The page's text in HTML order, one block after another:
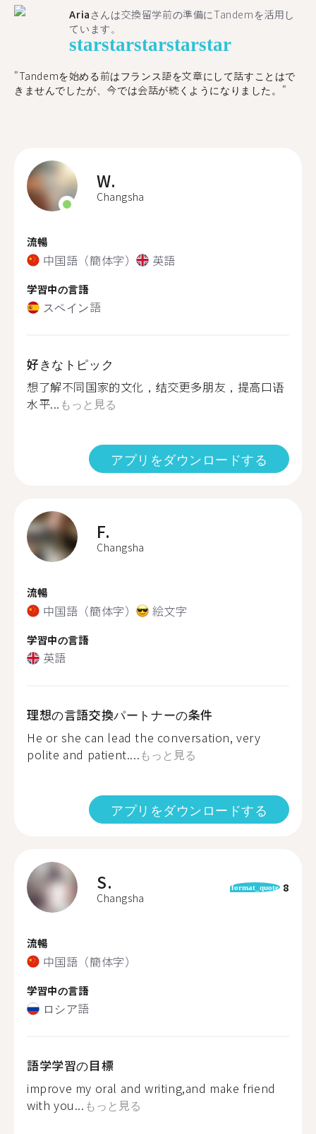
Aria さんは交換留学前の準備にTandemを活用し
ています。
starstarstarstarstar
"​​Tandemを始める前はフランス語を文章にして話すことはで
きませんでしたが、今では会話が続くようになりました。"
W.
Changsha
流暢
中国語（簡体字） 英語
学習中の言語
スペイン語
好きなトピック
想了解不同国家的文化，结交更多朋友，提高口语
水平... もっと見る
アプリをダウンロードする
F.
Changsha
流暢
中国語（簡体字） 絵文字
学習中の言語
英語
理想の言語交換パートナーの条件
He or she can lead the conversation, very
polite and patient....もっと見る
アプリをダウンロードする
S.
Changsha
format_quote 8
流暢
中国語（簡体字）
学習中の言語
ロシア語
語学学習の目標
improve my oral and writing,and make friend
with you... もっと見る